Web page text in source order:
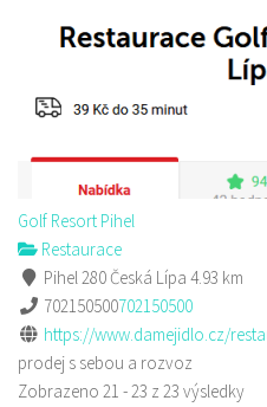
Golf Resort Pihel
Restaurace
Pihel 280 Česká Lípa 4.93 km
702150500702150500
https://www.damejidlo.cz/
prodej s sebou a rozvoz
Zobrazeno 21 - 23 z 23 výsledky